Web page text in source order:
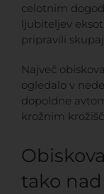
celotnim
ljubiteljev
pripravili
Največ
ogledalo v
dopoldne
krožnim
tako